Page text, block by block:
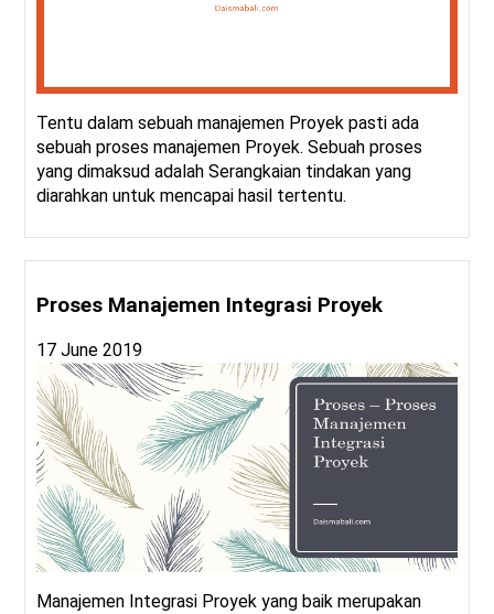
Tentu dalam sebuah manajemen Proyek pasti ada
sebuah proses manajemen Proyek. Sebuah proses
yang dimaksud adalah Serangkaian tindakan yang
diarahkan untuk mencapai hasil tertentu.
Proses Manajemen Integrasi Proyek
17 June 2019
Manajemen Integrasi Proyek yang baik merupakan